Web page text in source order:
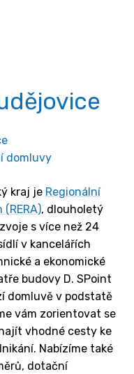
domluvy
kraj je Regionální
, dlouholetý
s více než 24
v kancelářích
a ekonomické
budovy D. SPoint
domluvě v podstatě
vám zorientovat se
vhodné cesty ke
Nabízíme také
dotační